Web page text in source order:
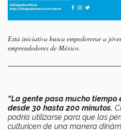
Está iniciativa busca empedorerar a
emprendedores de México.
“La gente pasa mucho
desde 30 hasta 200 minutos.
podría utilizarse para que las
culturicen de una manera